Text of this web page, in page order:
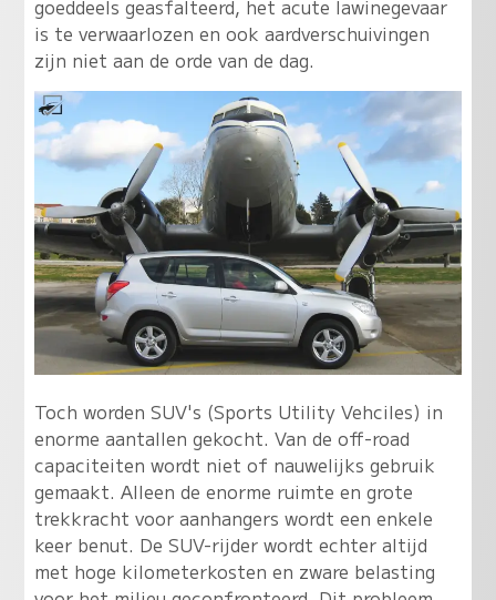
goeddeels geasfalteerd, het acute lawinegevaar
is te verwaarlozen en ook aardverschuivingen
zijn niet aan de orde van de dag.
Toch worden SUV's (Sports Utility Vehciles) in
enorme aantallen gekocht. Van de off-road
capaciteiten wordt niet of nauwelijks gebruik
gemaakt. Alleen de enorme ruimte en grote
trekkracht voor aanhangers wordt een enkele
keer benut. De SUV-rijder wordt echter altijd
met hoge kilometerkosten en zware belasting